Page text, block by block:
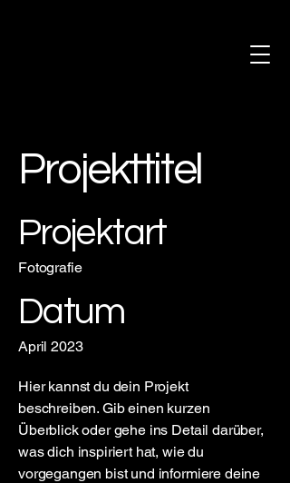
Projekttitel
Projektart
Fotografie
Datum
April 2023
Hier kannst du dein Projekt
beschreiben. Gib einen kurzen
Überblick oder gehe ins Detail darüber,
was dich inspiriert hat, wie du
vorgegangen bist und informiere deine